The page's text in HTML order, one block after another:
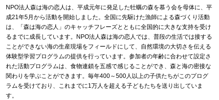
NPO法人森は海の恋人は、平成元年に発足した牡蠣の森を慕う会を母体に、平
成21年5月から活動を開始しました。全国に先駆けた漁師による森づくり活動
は、「森は海の恋人」のキャッチフレーズとともに全国的に大きな支持を受け
るまでに成長しています。NPO法人森は海の恋人では、普段の生活では接する
ことができない海の生産現場をフィールドにして、自然環境の大切さを伝える
体験型学習プログラムの提供を行っています。参加者の年齢に合わせて設定さ
れた活動プログラムは、食物連鎖を五感で感じることができ、森と海の密接な
関わりを学ぶことができます。毎年400～500人以上の子供たちがこのプログ
ラムを受けており、これまでに1万人を超える子どもたちを送り出していま
す。